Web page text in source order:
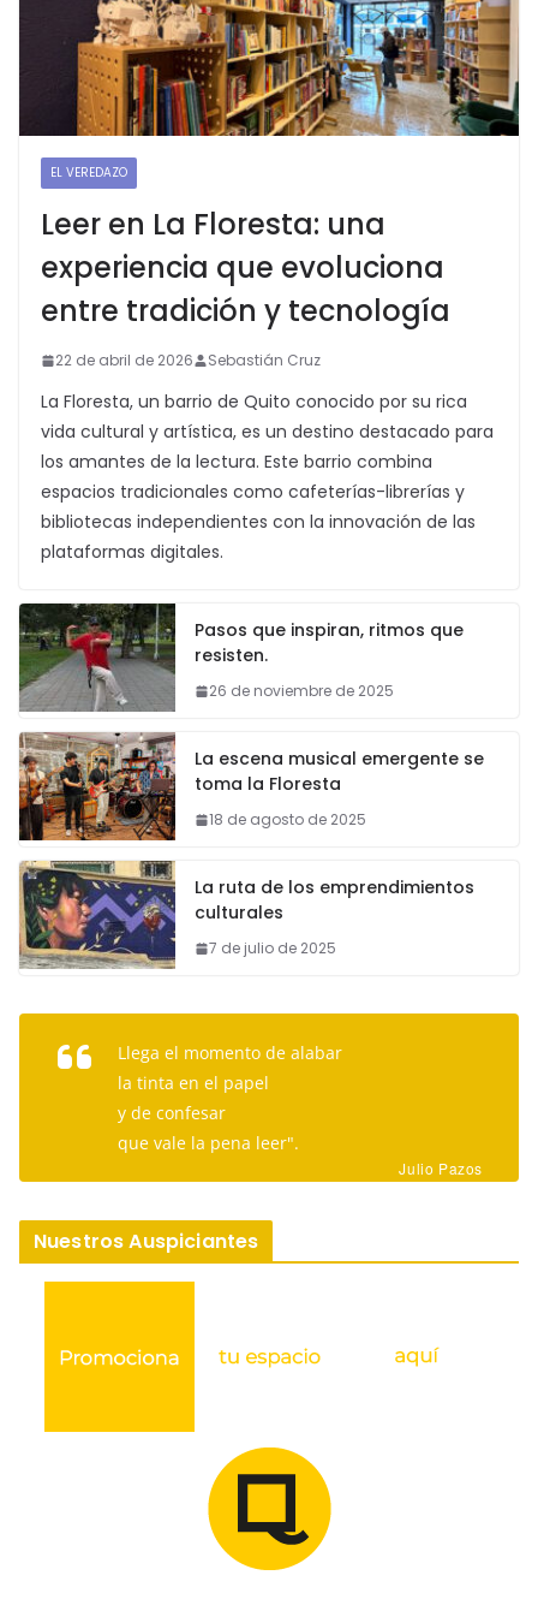
EL VEREDAZO
Leer en La Floresta: una
experiencia que evoluciona
entre tradición y tecnología
22 de abril de 2026 Sebastián Cruz
La Floresta, un barrio de Quito conocido por su rica
vida cultural y artística, es un destino destacado para
los amantes de la lectura. Este barrio combina
espacios tradicionales como cafeterías-librerías y
bibliotecas independientes con la innovación de las
plataformas digitales.
Pasos que inspiran, ritmos que
resisten.
26 de noviembre de 2025
La escena musical emergente se
toma la Floresta
18 de agosto de 2025
La ruta de los emprendimientos
culturales
7 de julio de 2025
Llega el momento de alabar
la tinta en el papel
y de confesar
que vale la pena leer".
Julio Pazos
Nuestros Auspiciantes